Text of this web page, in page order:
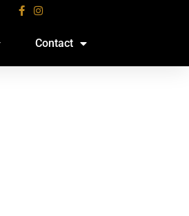
Contact